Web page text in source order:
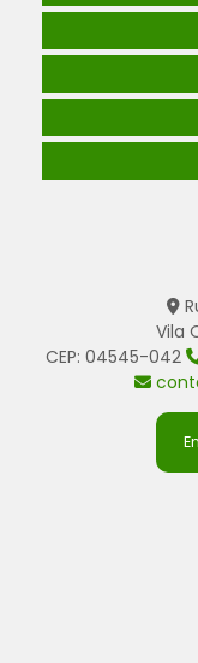
Vila
CEP: 04545-042